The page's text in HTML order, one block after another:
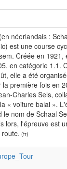
néerlandais :
est une course
Créée en 1921,
en catégorie 1.1.
elle a été
la première fois en
Charles Sels,
« voiture balai ».
le nom de Schaal
lors, l'épreuve est
(fr)